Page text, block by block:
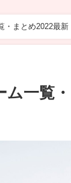
・まとめ2022最新
一覧